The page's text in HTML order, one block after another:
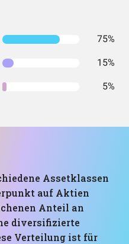
75%
15%
5%
Assetklassen
auf Aktien
Anteil an
diversifizierte
Verteilung ist für